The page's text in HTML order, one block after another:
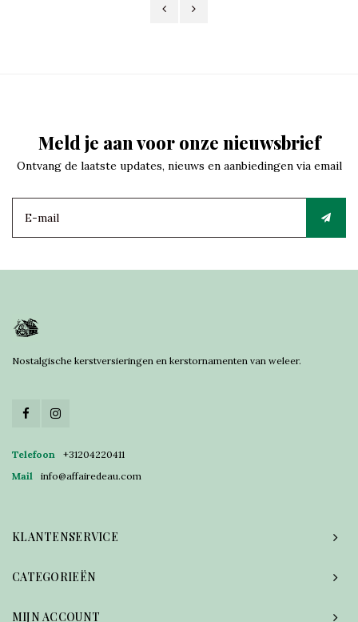
Meld je aan voor onze nieuwsbrief
Ontvang de laatste updates, nieuws en aanbiedingen via email
Nostalgische kerstversieringen en kerstornamenten van weleer.
Telefoon
+31204220411
Mail
info@affairedeau.com
KLANTENSERVICE
CATEGORIEËN
MIJN ACCOUNT